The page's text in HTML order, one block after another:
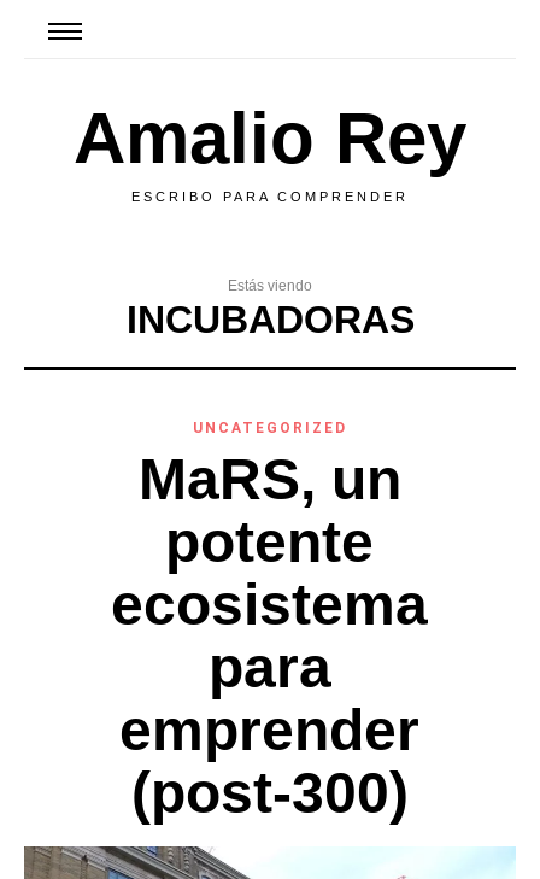
Amalio Rey
ESCRIBO PARA COMPRENDER
Estás viendo
INCUBADORAS
UNCATEGORIZED
MaRS, un
potente
ecosistema
para
emprender
(post-300)